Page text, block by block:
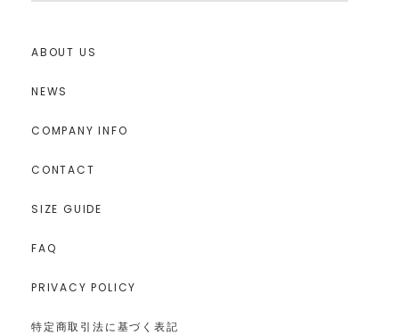
ABOUT US
NEWS
COMPANY INFO
CONTACT
SIZE GUIDE
FAQ
PRIVACY POLICY
特定商取引法に基づく表記